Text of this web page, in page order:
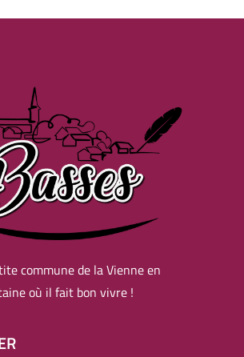
commune de la Vienne en
où il fait bon vivre !